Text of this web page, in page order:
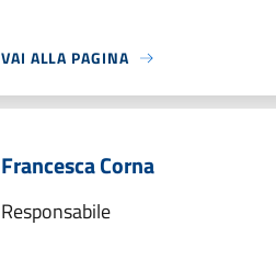
VAI ALLA PAGINA
Francesca Corna
Responsabile